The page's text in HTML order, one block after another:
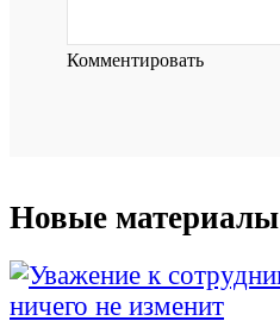
Комментировать
Новые материалы